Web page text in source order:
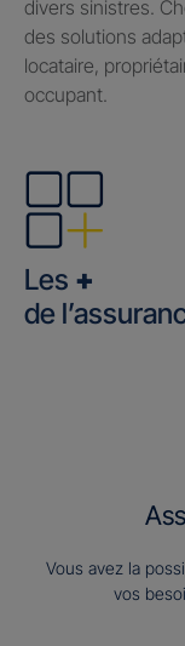
divers sinistres.
des solutions
locataire,
occupant.
Les +
de
Vous avez la
vos